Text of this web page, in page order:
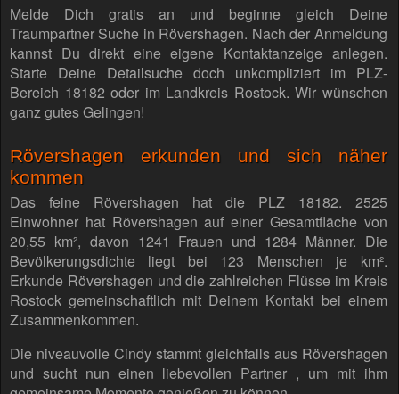
Melde Dich gratis an und beginne gleich Deine
Traumpartner Suche in Rövershagen. Nach der Anmeldung
kannst Du direkt eine eigene Kontaktanzeige anlegen.
Starte Deine Detailsuche doch unkompliziert im PLZ-
Bereich 18182 oder im Landkreis Rostock. Wir wünschen
ganz gutes Gelingen!
Rövershagen erkunden und sich näher
kommen
Das feine Rövershagen hat die PLZ 18182. 2525
Einwohner hat Rövershagen auf einer Gesamtfläche von
20,55 km², davon 1241 Frauen und 1284 Männer. Die
Bevölkerungsdichte liegt bei 123 Menschen je km².
Erkunde Rövershagen und die zahlreichen Flüsse im Kreis
Rostock gemeinschaftlich mit Deinem Kontakt bei einem
Zusammenkommen.
Die niveauvolle Cindy stammt gleichfalls aus Rövershagen
und sucht nun einen liebevollen Partner , um mit ihm